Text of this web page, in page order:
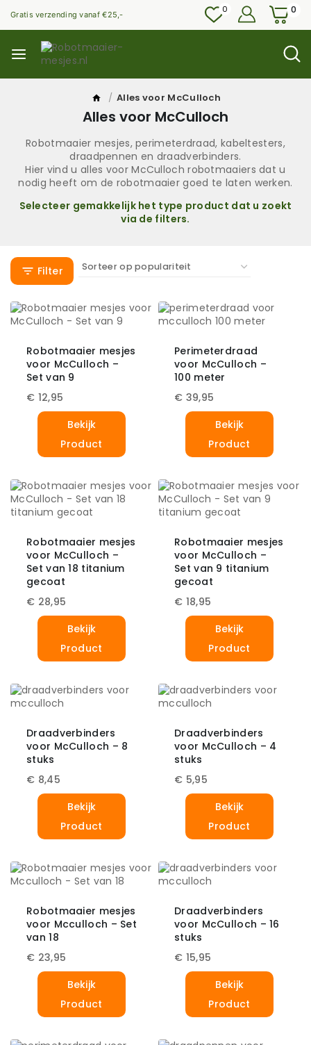
Gratis verzending vanaf €25,- 0 0
/ Alles voor McCulloch
Alles voor McCulloch
Robotmaaier mesjes, perimeterdraad, kabeltesters,
draadpennen en draadverbinders.
Hier vind u alles voor McCulloch robotmaaiers dat u
nodig heeft om de robotmaaier goed te laten werken.
Selecteer gemakkelijk het type product dat u zoekt
via de filters.
Filter
Robotmaaier mesjes
voor McCulloch –
Set van 9
€ 12,95
Bekijk
Product
Perimeterdraad
voor McCulloch –
100 meter
€ 39,95
Bekijk
Product
Robotmaaier mesjes
voor McCulloch –
Set van 18 titanium
gecoat
€ 28,95
Bekijk
Product
Robotmaaier mesjes
voor McCulloch –
Set van 9 titanium
gecoat
€ 18,95
Bekijk
Product
Draadverbinders
voor McCulloch – 8
stuks
€ 8,45
Bekijk
Product
Draadverbinders
voor McCulloch – 4
stuks
€ 5,95
Bekijk
Product
Robotmaaier mesjes
voor Mcculloch – Set
van 18
€ 23,95
Bekijk
Product
Draadverbinders
voor McCulloch – 16
stuks
€ 15,95
Bekijk
Product